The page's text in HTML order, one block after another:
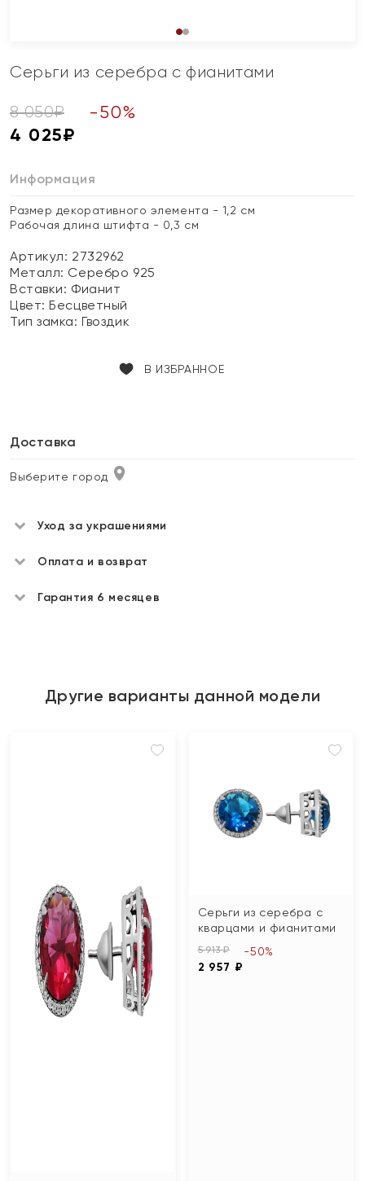
Серьги из серебра с фианитами
8 050₽ -50%
4 025₽
Информация
Размер декоративного элемента - 1,2 см
Рабочая длина штифта - 0,3 см
Артикул: 2732962
Металл: Серебро 925
Вставки: Фианит
Цвет:Бесцветный
Тип замка:Гвоздик
В ИЗБРАННОЕ
Доставка
Выберите город
Уход за украшениями
Оплата и возврат
Гарантия 6 месяцев
Другие варианты данной модели
Серьги из серебра с
кварцами и фианитами
5 913 ₽
2 957 ₽
-50%